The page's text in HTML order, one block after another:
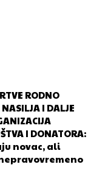
RODNO
I DALJE
I DONATORA:
novac, ali